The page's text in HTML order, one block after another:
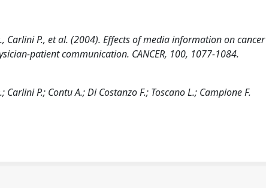
Carlini P., et al. (2004). Effects of media information on cancer
patient communication. CANCER, 100, 1077-1084.
P.; Contu A.; Di Costanzo F.; Toscano L.; Campione F.